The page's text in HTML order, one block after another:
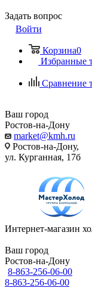
Задать вопрос
Войти
Корзина0
Избранные
Сравнение
Ваш город
Ростов-на-Дону
market@kmh.ru
Ростов-на-Дону,
ул. Курганная, 17б
Интернет-магазин
Ваш город
Ростов-на-Дону
8-863-256-06-00
8-863-256-06-00